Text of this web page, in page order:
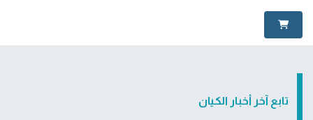
تابع آخر أخبار الكيان